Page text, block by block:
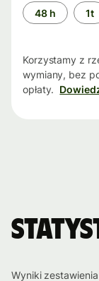
Przedział
czasu
48 h 1t
Korzystamy z
wymiany, bez
opłaty.
Wyniki